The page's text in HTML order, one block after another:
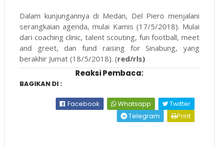
Dalam kunjungannya di Medan, Del Piero menjalani
serangkaian agenda, mulai Kamis (17/5/2018). Mulai
dari coaching clinic, talent scouting, fun football, meet
and greet, dan fund raising for Sinabung, yang
berakhir Jumat (18/5/2018). (red/rls)
Reaksi Pembaca:
BAGIKAN DI :
Facebook Whatsapp
Twitter
Telegram
Print